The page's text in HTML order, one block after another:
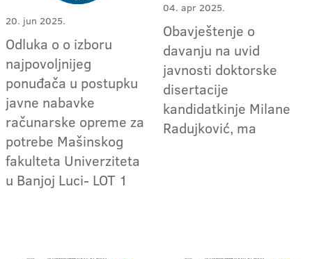
20. jun 2025.
Odluka o o izboru
najpovoljnijeg
ponuđača u postupku
javne nabavke
računarske opreme za
potrebe Mašinskog
fakulteta Univerziteta
u Banjoj Luci- LOT 1
04. apr 2025.
Obavještenje o
davanju na uvid
javnosti doktorske
disertacije
kandidatkinje Milane
Radujković, ma